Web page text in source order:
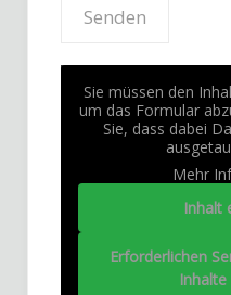
Sie müssen den
um das Formular
Sie, dass dabei
Mehr
Inhalt
Erforderlichen